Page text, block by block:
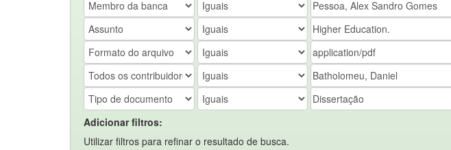
Adicionar filtros:
Utilizar filtros para refinar o resultado de busca.